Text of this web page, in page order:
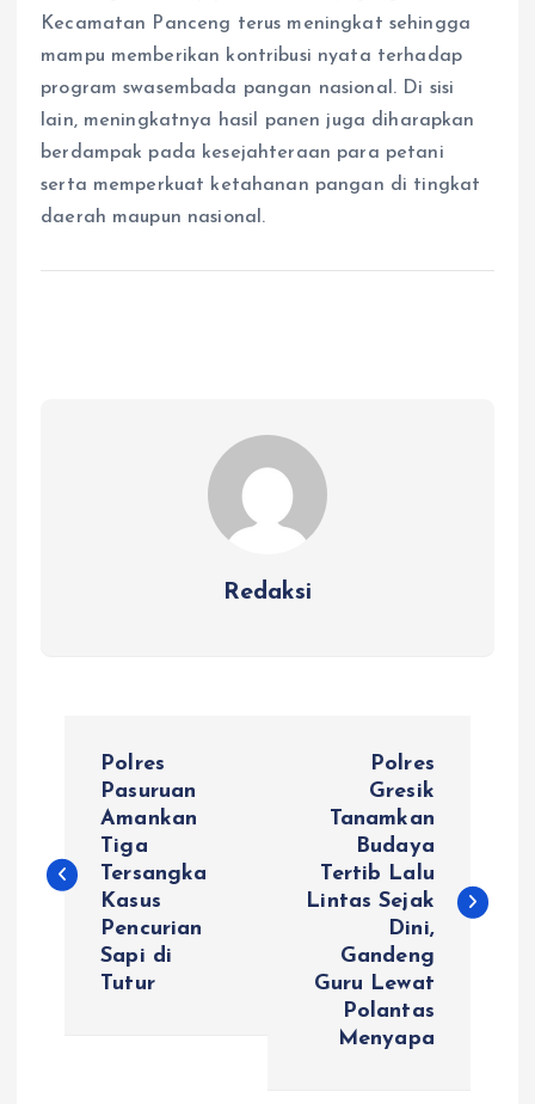
Kecamatan Panceng terus meningkat sehingga
mampu memberikan kontribusi nyata terhadap
program swasembada pangan nasional. Di sisi
lain, meningkatnya hasil panen juga diharapkan
berdampak pada kesejahteraan para petani
serta memperkuat ketahanan pangan di tingkat
daerah maupun nasional.
Redaksi
v
Polres
Pasuruan
Amankan
Tiga
Tersangka
Kasus
Pencurian
Sapi di
Tutur
Polres
Gresik
Tanamkan
Budaya
Tertib Lalu
Lintas Sejak
Dini,
Gandeng
Guru Lewat
Polantas
Menyapa